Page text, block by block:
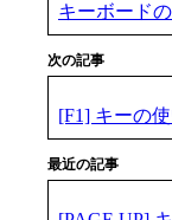
キーボード
次の記事
[F1] キーの
最近の記事